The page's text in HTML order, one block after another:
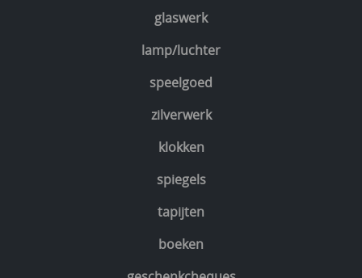
glaswerk
lamp/luchter
speelgoed
zilverwerk
klokken
spiegels
tapijten
boeken